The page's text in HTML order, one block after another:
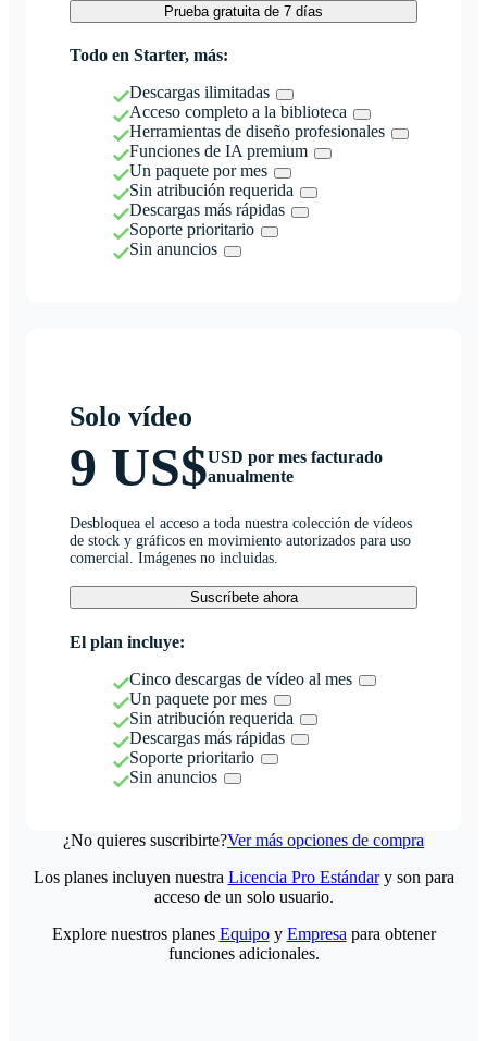
Prueba gratuita de 7 días
Todo en Starter, más:
Descargas ilimitadas
Acceso completo a la biblioteca
Herramientas de diseño profesionales
Funciones de IA premium
Un paquete por mes
Sin atribución requerida
Descargas más rápidas
Soporte prioritario
Sin anuncios
Solo vídeo
9 US$USD por mes facturado
anualmente
Desbloquea el acceso a toda nuestra colección de vídeos
de stock y gráficos en movimiento autorizados para uso
comercial. Imágenes no incluidas.
Suscríbete ahora
El plan incluye:
Cinco descargas de vídeo al mes
Un paquete por mes
Sin atribución requerida
Descargas más rápidas
Soporte prioritario
Sin anuncios
¿No quieres suscribirte?Ver más opciones de compra
Los planes incluyen nuestra Licencia Pro Estándary son para
acceso de un solo usuario.
Explore nuestros planes Equipoy Empresa para obtener
funciones adicionales.